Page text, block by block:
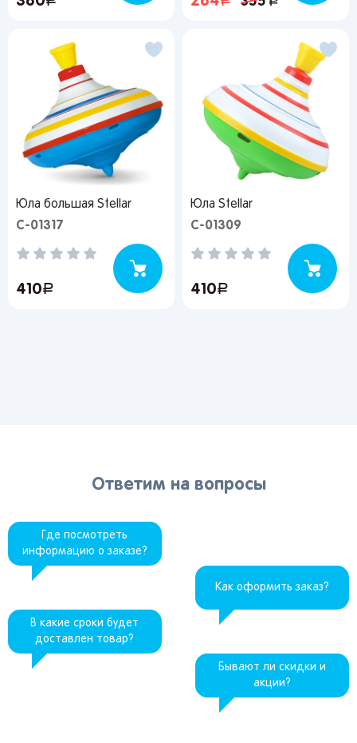
Юла большая Stellar
C-01317
410руб.
Юла Stellar
C-01309
410руб.
Ответим на вопросы
Где посмотреть
информацию о заказе?
Как оформить заказ?
В какие сроки будет
доставлен товар?
Бывают ли скидки и
акции?
Я согласен на обработку моих
персональных данных
Тольятти
Пенза
Оренбург
Екатеринбург
Красноярск
Новосибирск
Владивосток